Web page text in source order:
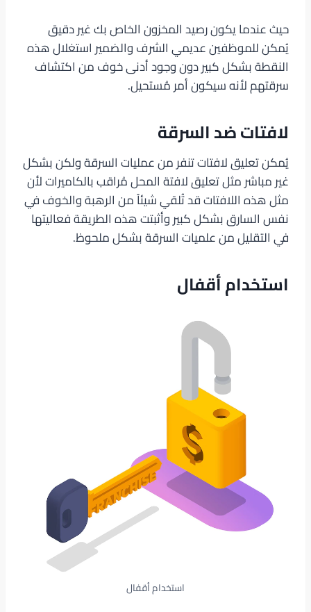
حيث عندما يكون رصيد المخزون الخاص بك غير دقيق
يُمكن للموظفين عديمي الشرف والضمير استغلال هذه
النقطة بشكل كبير دون وجود أدنى خوف من اكتشاف
سرقتهم لأنه سيكون أمر مُستحيل.
لافتات ضد السرقة
يُمكن تعليق لافتات تنفر من عمليات السرقة ولكن بشكل
غير مباشر مثل تعليق لافتة المحل مُراقب بالكاميرات لأن
مثل هذه اللافتات قد تُلقي شيئاً من الرهبة والخوف في
نفس السارق بشكل كبير وأثبتت هذه الطريقة فعاليتها
في التقليل من علميات السرقة بشكل ملحوظ.
استخدام أقفال
استخدام أقفال